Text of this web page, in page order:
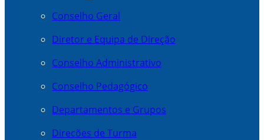
Conselho Geral
Diretor e Equipa de Direção
Conselho Administrativo
Conselho Pedagógico
Departamentos e Grupos
Direcões de Turma